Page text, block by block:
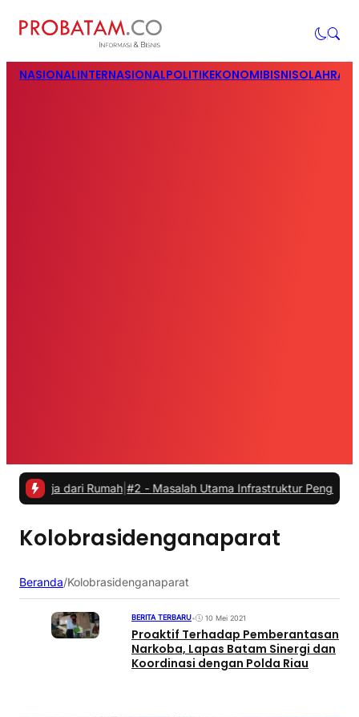
NASIONALINTERNASIONALPOLITIKEKONOMIBISNIS
dari Rumah|#2 -Masalah Utama Infrastruktur Pengisian Daya
Kolobrasidenganaparat
Beranda/Kolobrasidenganaparat
BERITA TERBARU• 10 Mei 2021
Proaktif Terhadap Pemberantasan
Narkoba, Lapas Batam Sinergi dan
Koordinasi dengan Polda Riau